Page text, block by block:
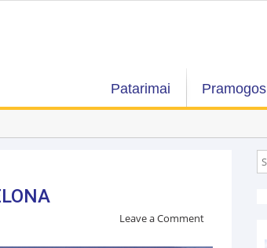
Patarimai Pramogos
Leave a Comment